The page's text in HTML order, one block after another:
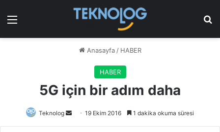
Menü
Anasayfa / HABER
HABER
5G için bir adım daha
Teknolog
Bir
e-
19 Ekim 2016 1 dakika okuma süresi